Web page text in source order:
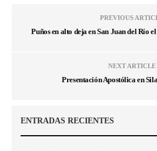
PREVIOUS
Puños en alto deja en San Juan del Río
NEXT ARTICLE
Presentación Apostólica en
ENTRADAS RECIENTES